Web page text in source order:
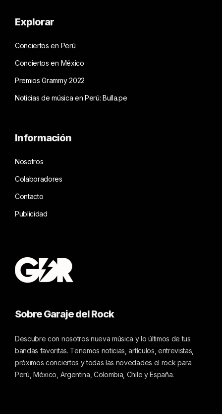
Explorar
Conciertos en Perú
Conciertos en México
Premios Grammy 2022
Noticias de música en Perú: Bulla.pe
Información
Nosotros
Colaboradores
Contacto
Publicidad
Sobre Garaje del Rock
Descubre con nosotros nueva música y lo últimos de tus
bandas favoritas. Tenemos noticias, artículos, entrevistas,
próximos conciertos y todas las novedades el rock para
Perú, México, Argentina, Colombia, Chile y España.